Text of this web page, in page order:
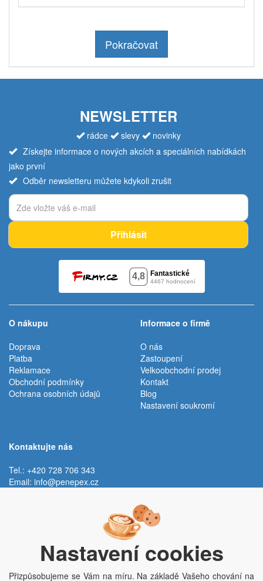
Pokračovat
NEWSLETTER
rádce slevy
novinky
Získejte informace o nových akcích a speciálních nabídkách
jako první
Odběr newsletteru můžete kdykoli zrušit
Přihlásit
O nákupu
Doprava
Platba
Reklamace
Obchodní podmínky
Ochrana osobních údajů
Informace o firmě
O nás
Zastoupení
Velkoobchodní prodej
Kontakt
Blog
Nastavení soukromí
Kontaktujte nás
Tel.: +420 728 706 343
Email: info@penepex.cz
Trávník 2076, 686 03 Staré Město
Nastavení cookies
Přizpůsobujeme se Vám na míru. Na základě Vašeho chování na